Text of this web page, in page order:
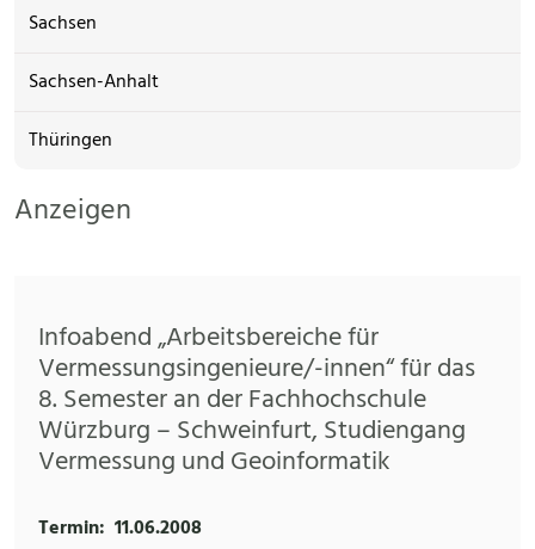
Sachsen
Sachsen-Anhalt
Thüringen
Anzeigen
Infoabend „Arbeitsbereiche für
Vermessungsingenieure/-innen“ für das
8. Semester an der Fachhochschule
Würzburg – Schweinfurt, Studiengang
Vermessung und Geoinformatik
Termin: 11.06.2008